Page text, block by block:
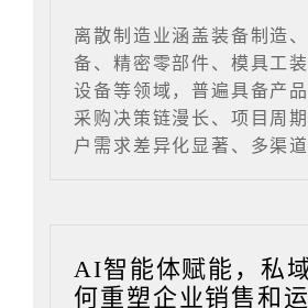
离散制造业涵盖装备制造
备、精密零部件、模具工
设备等领域，普遍具备产品
采购决策链漫长、项目周
户需求差异化显著、多渠
AI智能体赋能，私
何重塑企业销售和运